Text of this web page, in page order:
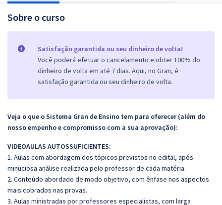
Sobre o curso
Satisfação garantida ou seu dinheiro de volta!
Você poderá efetuar o cancelamento e obter 100% do
dinheiro de volta em até 7 dias. Aqui, no Gran, é
satisfação garantida ou seu dinheiro de volta.
Veja o que o Sistema Gran de Ensino tem para oferecer (além do
nosso empenho e compromisso com a sua aprovação):
VIDEOAULAS AUTOSSUFICIENTES:
1. Aulas com abordagem dos tópicos previstos no edital, após
minuciosa análise realizada pelo professor de cada matéria.
2. Conteúdo abordado de modo objetivo, com ênfase nos aspectos
mais cobrados nas provas.
3. Aulas ministradas por professores especialistas, com larga